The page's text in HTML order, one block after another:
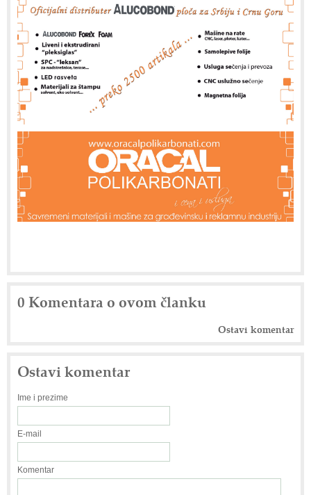
0 Komentara o ovom članku
Ostavi komentar
Ostavi komentar
Ime i prezime
E-mail
Komentar